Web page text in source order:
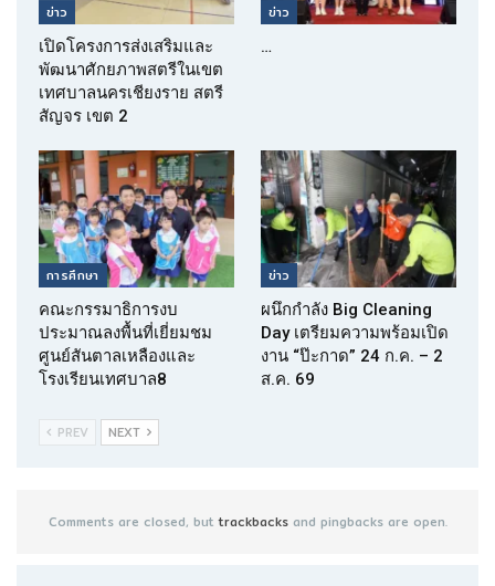
ข่าว
เปิดโครงการส่งเสริมและ
พัฒนาศักยภาพสตรีในเขต
เทศบาลนครเชียงราย สตรี
สัญจร เขต 2
ข่าว
…
การศึกษา
คณะกรรมาธิการงบ
ประมาณลงพื้นที่เยี่ยมชม
ศูนย์สันตาลเหลืองและ
โรงเรียนเทศบาล8
ข่าว
ผนึกกำลัง Big Cleaning
Day เตรียมความพร้อมเปิด
งาน “ป๊ะกาด” 24 ก.ค. – 2
ส.ค. 69
PREV NEXT
Comments are closed, buttrackbacksand pingbacks are open.